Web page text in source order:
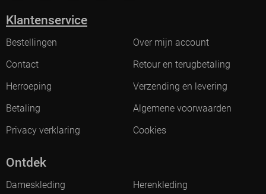
Klantenservice
Bestellingen
Over mijn account
Contact
Retour en terugbetaling
Herroeping
Verzending en levering
Betaling
Algemene voorwaarden
Privacy verklaring
Cookies
Ontdek
Dameskleding
Herenkleding